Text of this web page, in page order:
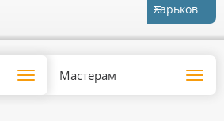
Харьков
Toggle
navigation
Мастерам